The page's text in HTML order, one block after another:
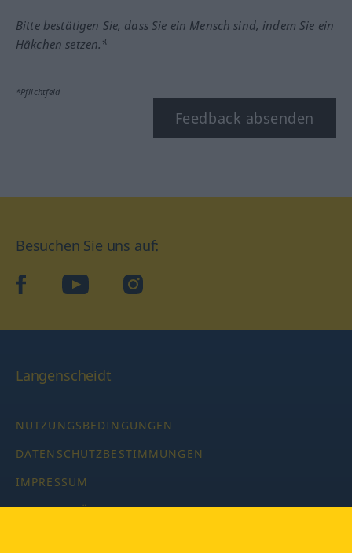
Bitte bestätigen Sie, dass Sie ein Mensch sind, indem Sie ein
Häkchen setzen.*
*Pflichtfeld
Feedback absenden
Besuchen Sie uns auf:
facebookYouTube Instagram
Langenscheidt
NUTZUNGSBEDINGUNGEN
DATENSCHUTZBESTIMMUNGEN
IMPRESSUM
PRIVATSPHÄRE-EINSTELLUNGEN